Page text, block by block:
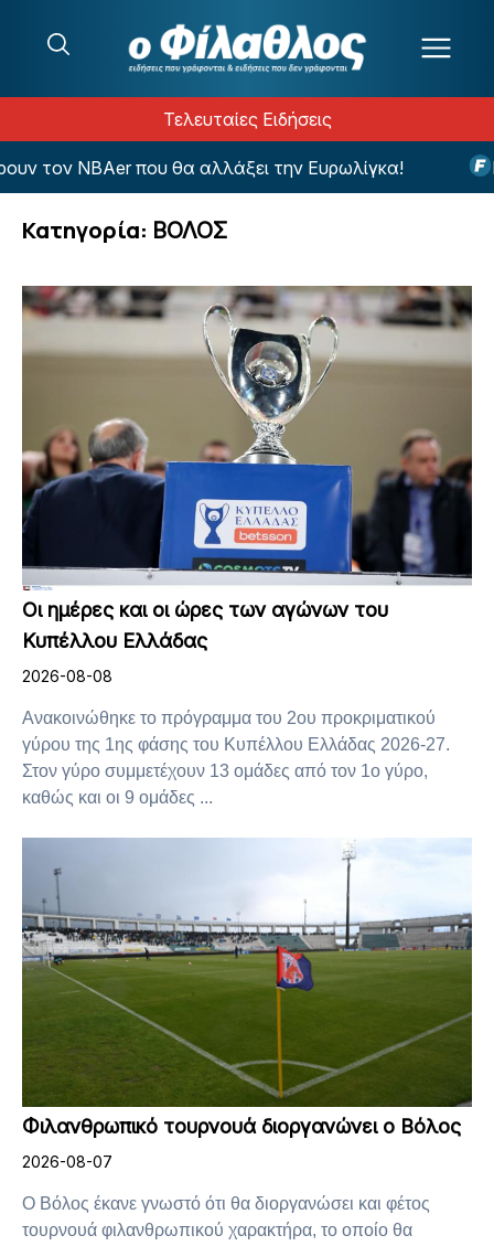
Τελευταίες Ειδήσεις
που θα αλλάξει την Ευρωλίγκα! Η
Κατηγορία: ΒΟΛΟΣ
Οι ημέρες και οι ώρες των αγώνων του
Κυπέλλου Ελλάδας
2026-08-08
Ανακοινώθηκε το πρόγραμμα του 2ου προκριματικού
γύρου της 1ης φάσης του Κυπέλλου Ελλάδας 2026-27.
Στον γύρο συμμετέχουν 13 ομάδες από τον 1ο γύρο,
καθώς και οι 9 ομάδες ...
Φιλανθρωπικό τουρνουά διοργανώνει ο Βόλος
2026-08-07
Ο Βόλος έκανε γνωστό ότι θα διοργανώσει και φέτος
τουρνουά φιλανθρωπικού χαρακτήρα, το οποίο θα